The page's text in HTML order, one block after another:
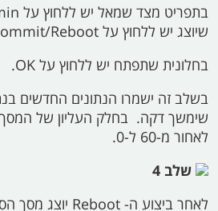
בתפריט מצד שמאל יש ללחוץ על
שיוצג יש ללחוץ על Reboot.
בחלונית שתפתח יש ללחוץ על OK.
בשלב זה ישמרו הנתונים החדשים
שימשך דקה. בחלק העליון של המסך
לאחור מ-60 ל-0.
שלב 4
לאחר ביצוע ה- Reboot יוצג מסך